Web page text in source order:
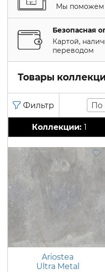
Мы поможем
Безопасная
Картой,
переводом
Товары
По
1
Ariostea
Ultra Metal